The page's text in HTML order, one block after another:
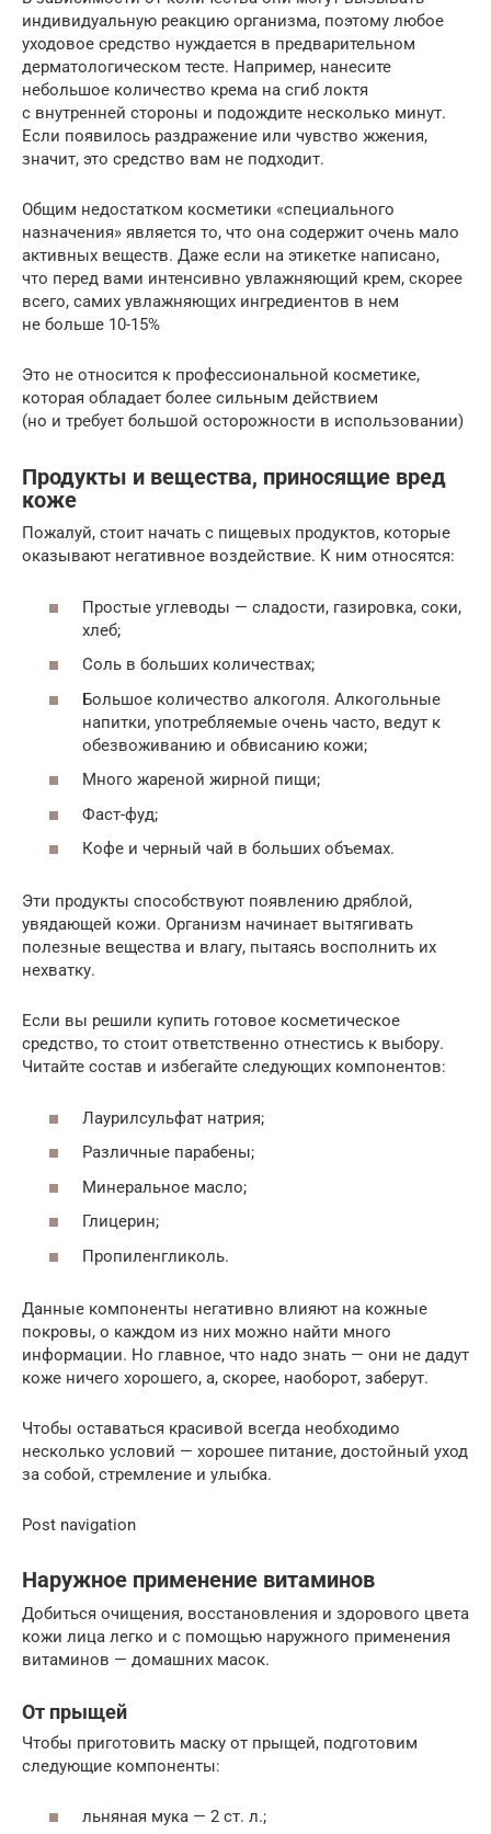
индивидуальную реакцию организма, поэтому любое
уходовое средство нуждается в предварительном
дерматологическом тесте. Например, нанесите
небольшое количество крема на сгиб локтя
с внутренней стороны и подождите несколько минут.
Если появилось раздражение или чувство жжения,
значит, это средство вам не подходит.
Общим недостатком косметики «специального
назначения» является то, что она содержит очень мало
активных веществ. Даже если на этикетке написано,
что перед вами интенсивно увлажняющий крем, скорее
всего, самих увлажняющих ингредиентов в нем
не больше 10-15%
Это не относится к профессиональной косметике,
которая обладает более сильным действием
(но и требует большой осторожности в использовании)
Продукты и вещества, приносящие вред
коже
Пожалуй, стоит начать с пищевых продуктов, которые
оказывают негативное воздействие. К ним относятся:
Простые углеводы — сладости, газировка, соки,
хлеб;
Соль в больших количествах;
Большое количество алкоголя. Алкогольные
напитки, употребляемые очень часто, ведут к
обезвоживанию и обвисанию кожи;
Много жареной жирной пищи;
Фаст-фуд;
Кофе и черный чай в больших объемах.
Эти продукты способствуют появлению дряблой,
увядающей кожи. Организм начинает вытягивать
полезные вещества и влагу, пытаясь восполнить их
нехватку.
Если вы решили купить готовое косметическое
средство, то стоит ответственно отнестись к выбору.
Читайте состав и избегайте следующих компонентов:
Лаурилсульфат натрия;
Различные парабены;
Минеральное масло;
Глицерин;
Пропиленгликоль.
Данные компоненты негативно влияют на кожные
покровы, о каждом из них можно найти много
информации. Но главное, что надо знать — они не дадут
коже ничего хорошего, а, скорее, наоборот, заберут.
Чтобы оставаться красивой всегда необходимо
несколько условий — хорошее питание, достойный уход
за собой, стремление и улыбка.
Post navigation
Наружное применение витаминов
Добиться очищения, восстановления и здорового цвета
кожи лица легко и с помощью наружного применения
витаминов — домашних масок.
От прыщей
Чтобы приготовить маску от прыщей, подготовим
следующие компоненты:
льняная мука — 2 ст. л.;